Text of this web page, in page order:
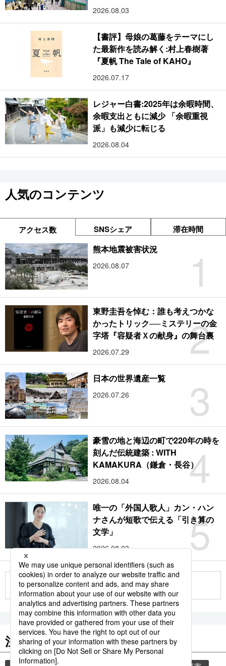
2026.08.03
【書評】母娘の葛藤をテーマにし
た最新作を読み解く:村上春樹著
『夏帆 The Tale of KAHO』
2026.07.17
レジャー白書:2025年は余暇時間、
余暇支出ともに減少 「余暇重視
派」も減少に転じる
2026.08.04
人気のコンテンツ
アクセス数 SNSシェア 滞在時間
1
熊本地震被害状況
2026.08.07
2
東野圭吾を悼む：誰も考えつかな
かったトリック──ミステリーの金
字塔『容疑者Ｘの献身』の舞台裏
2026.07.29
3
日本の世界遺産一覧
2026.07.26
4
豪雪の地と海辺の町で220年の時を
刻んだ伝統建築 : WITH
KAMAKURA（鎌倉・長谷）
2026.08.04
5
唯一の「外国人歌人」カン・ハン
ナさんが短歌で伝える「引き算の
文学」
2026.08.03
もっと見る
注目のキーワード